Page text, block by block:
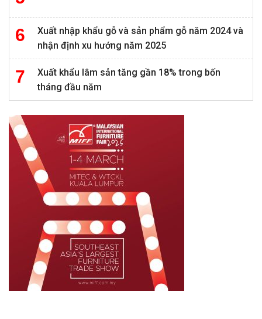
Xuất nhập khẩu gỗ và sản phẩm gỗ năm 2024 và
nhận định xu hướng năm 2025
Xuất khẩu lâm sản tăng gần 18% trong bốn
tháng đầu năm